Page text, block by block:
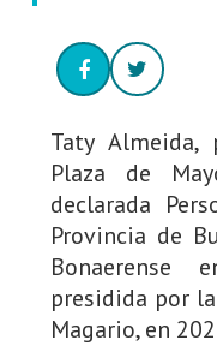
Taty Almeida,
Plaza de
declarada
Provincia de
Bonaerense
presidida por
Magario, en